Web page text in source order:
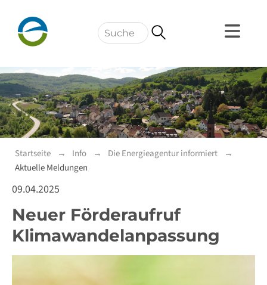
Navigation
Startseite Info
Die Energieagentur informiert
Aktuelle Meldungen
09.04.2025
Neuer Förderaufruf
Klimawandelanpassung